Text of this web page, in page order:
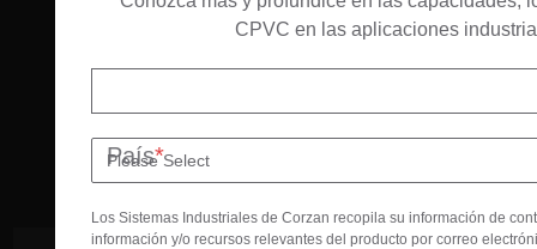
CPVC en las aplicaciones
País*
Los Sistemas Industriales de Corzan recopila su información de
información y/o recursos relevantes del producto por correo